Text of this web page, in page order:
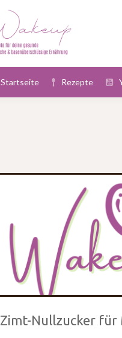
Startseite Rezepte
Zimt-Nullzucker für